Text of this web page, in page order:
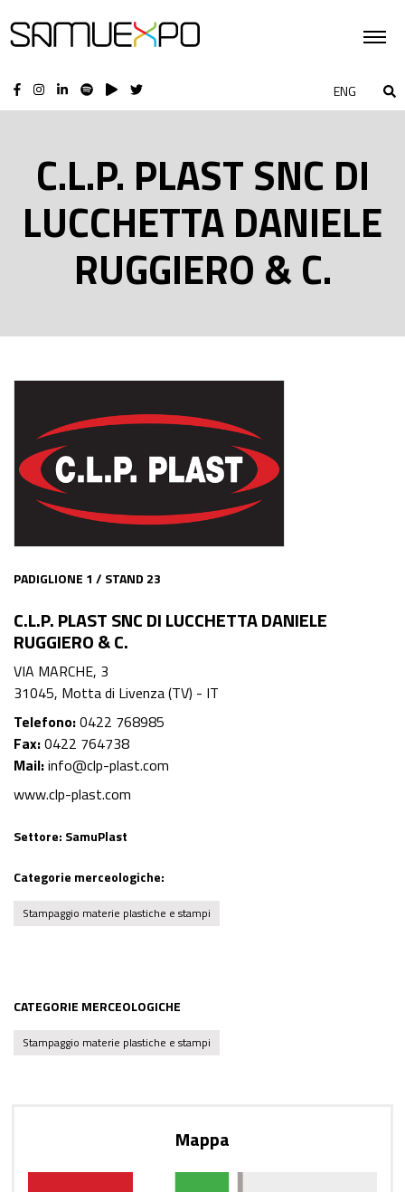
ENG
C.L.P. PLAST SNC DI
LUCCHETTA DANIELE
RUGGIERO & C.
PADIGLIONE 1 / STAND 23
C.L.P. PLAST SNC DI LUCCHETTA DANIELE
RUGGIERO & C.
VIA MARCHE, 3
31045, Motta di Livenza (TV) - IT
Telefono:0422 768985
Fax:0422 764738
Mail:info@clp-plast.com
www.clp-plast.com
Settore: SamuPlast
Categorie merceologiche:
Stampaggio materie plastiche e stampi
CATEGORIE MERCEOLOGICHE
Stampaggio materie plastiche e stampi
Mappa